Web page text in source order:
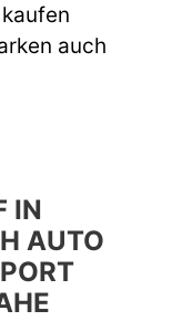
auch
IN
AUTO